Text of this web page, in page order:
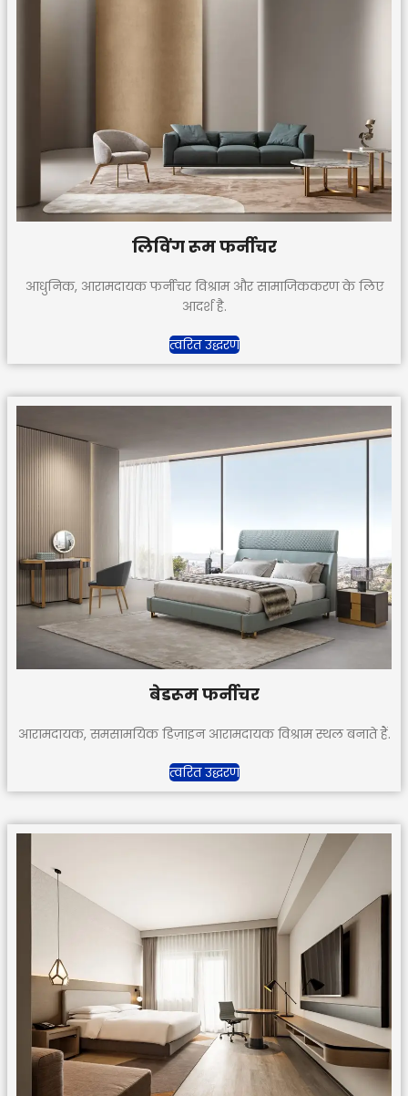
लिविंग रूम फर्नीचर
आधुनिक, आरामदायक फर्नीचर विश्राम और सामाजिककरण के लिए
आदर्श है.
त्वरित उद्धरण
बेडरूम फर्नीचर
आरामदायक, समसामयिक डिज़ाइन आरामदायक विश्राम स्थल बनाते हैं.
त्वरित उद्धरण